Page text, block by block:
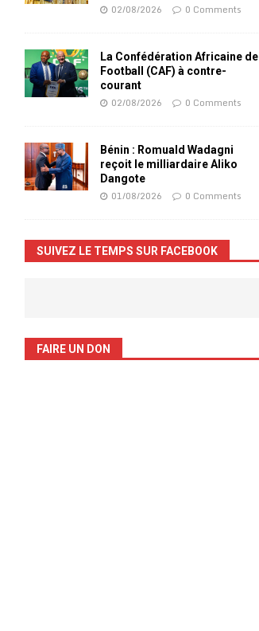
02/08/2026 0 Comments
La Confédération Africaine de
Football (CAF) à contre-
courant
02/08/2026 0 Comments
Bénin : Romuald Wadagni
reçoit le milliardaire Aliko
Dangote
01/08/2026 0 Comments
SUIVEZ LE TEMPS SUR FACEBOOK
FAIRE UN DON